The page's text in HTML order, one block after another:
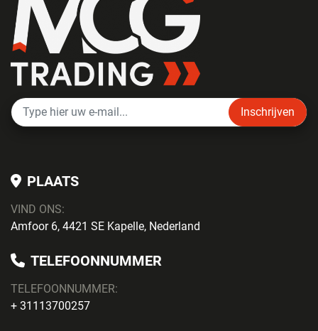
Inschrijven
PLAATS
VIND ONS:
Amfoor 6, 4421 SE Kapelle, Nederland
TELEFOONNUMMER
TELEFOONNUMMER:
+ 31113700257